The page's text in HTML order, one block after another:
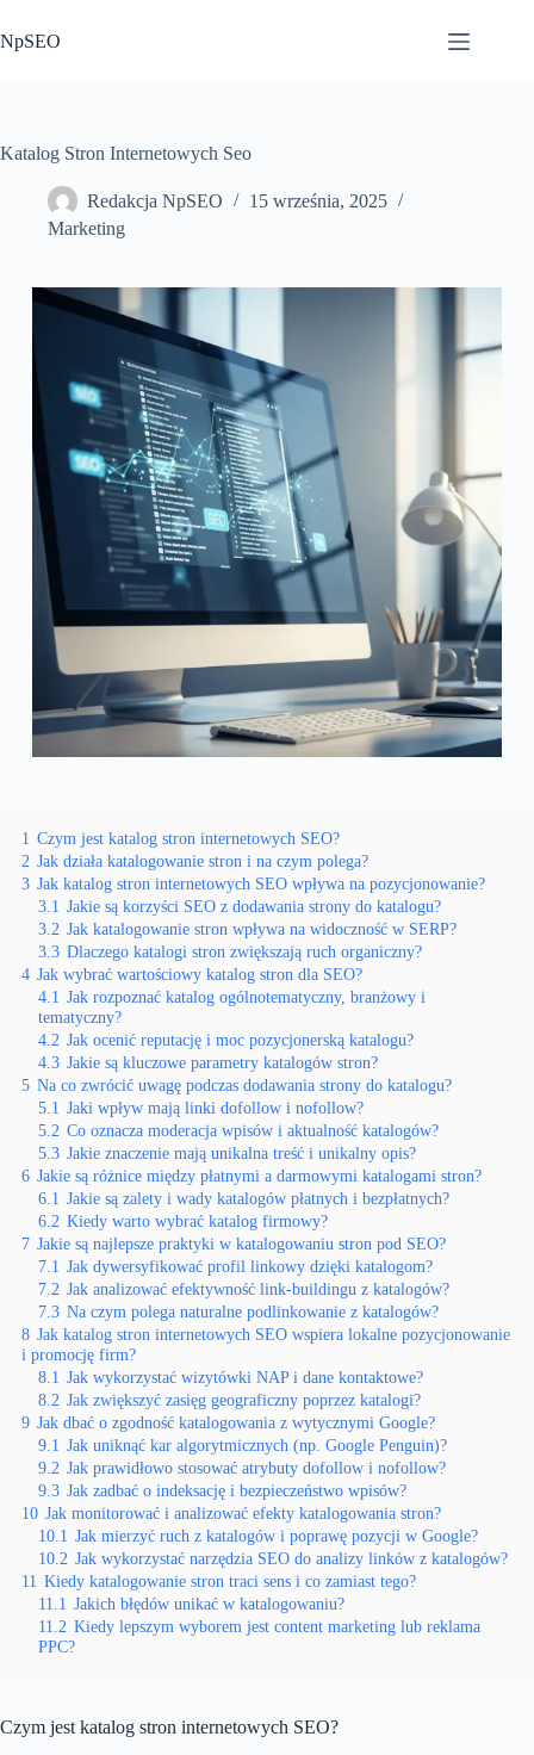
do
treści
NpSEO
Katalog Stron Internetowych Seo
Redakcja NpSEO
15 września, 2025
Marketing
1 Czym jest katalog stron internetowych SEO?
2 Jak działa katalogowanie stron i na czym polega?
3 Jak katalog stron internetowych SEO wpływa na pozycjonowanie?
3.1 Jakie są korzyści SEO z dodawania strony do katalogu?
3.2 Jak katalogowanie stron wpływa na widoczność w SERP?
3.3 Dlaczego katalogi stron zwiększają ruch organiczny?
4 Jak wybrać wartościowy katalog stron dla SEO?
4.1 Jak rozpoznać katalog ogólnotematyczny, branżowy i
tematyczny?
4.2 Jak ocenić reputację i moc pozycjonerską katalogu?
4.3 Jakie są kluczowe parametry katalogów stron?
5 Na co zwrócić uwagę podczas dodawania strony do katalogu?
5.1 Jaki wpływ mają linki dofollow i nofollow?
5.2 Co oznacza moderacja wpisów i aktualność katalogów?
5.3 Jakie znaczenie mają unikalna treść i unikalny opis?
6 Jakie są różnice między płatnymi a darmowymi katalogami stron?
6.1 Jakie są zalety i wady katalogów płatnych i bezpłatnych?
6.2 Kiedy warto wybrać katalog firmowy?
7 Jakie są najlepsze praktyki w katalogowaniu stron pod SEO?
7.1 Jak dywersyfikować profil linkowy dzięki katalogom?
7.2 Jak analizować efektywność link-buildingu z katalogów?
7.3 Na czym polega naturalne podlinkowanie z katalogów?
8 Jak katalog stron internetowych SEO wspiera lokalne pozycjonowanie
i promocję firm?
8.1 Jak wykorzystać wizytówki NAP i dane kontaktowe?
8.2 Jak zwiększyć zasięg geograficzny poprzez katalogi?
9 Jak dbać o zgodność katalogowania z wytycznymi Google?
9.1 Jak uniknąć kar algorytmicznych (np. Google Penguin)?
9.2 Jak prawidłowo stosować atrybuty dofollow i nofollow?
9.3 Jak zadbać o indeksację i bezpieczeństwo wpisów?
10 Jak monitorować i analizować efekty katalogowania stron?
10.1 Jak mierzyć ruch z katalogów i poprawę pozycji w Google?
10.2 Jak wykorzystać narzędzia SEO do analizy linków z katalogów?
11 Kiedy katalogowanie stron traci sens i co zamiast tego?
11.1 Jakich błędów unikać w katalogowaniu?
11.2 Kiedy lepszym wyborem jest content marketing lub reklama
PPC?
Czym jest katalog stron internetowych SEO?